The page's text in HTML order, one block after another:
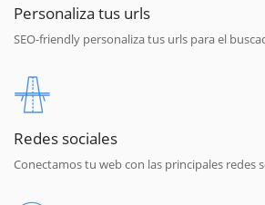
Personaliza tus urls
SEO-friendly personaliza tus urls para el
Redes sociales
Conectamos tu web con las principales redes